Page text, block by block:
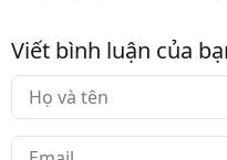
Viết bình luận của